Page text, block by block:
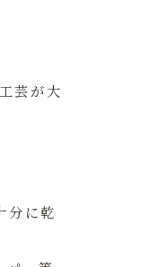
芸が大
分に乾